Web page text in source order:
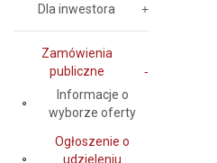
Dla inwestora
Zamówienia
publiczne
Informacje o
wyborze oferty
Ogłoszenie o
udzieleniu